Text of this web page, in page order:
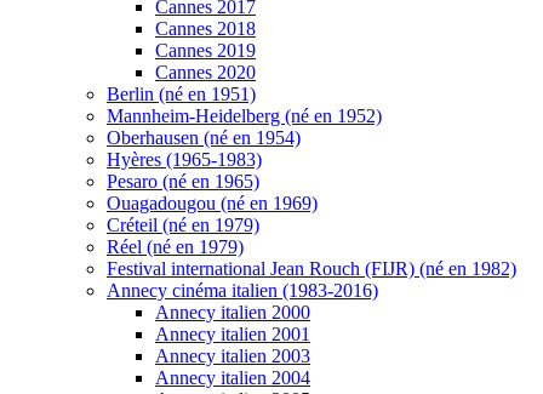
Cannes 2017
Cannes 2018
Cannes 2019
Cannes 2020
Berlin (né en 1951)
Mannheim-Heidelberg (né en 1952)
Oberhausen (né en 1954)
Hyères (1965-1983)
Pesaro (né en 1965)
Ouagadougou (né en 1969)
Créteil (né en 1979)
Réel (né en 1979)
Festival international Jean Rouch (FIJR) (né en 1982)
Annecy cinéma italien (1983-2016)
Annecy italien 2000
Annecy italien 2001
Annecy italien 2003
Annecy italien 2004